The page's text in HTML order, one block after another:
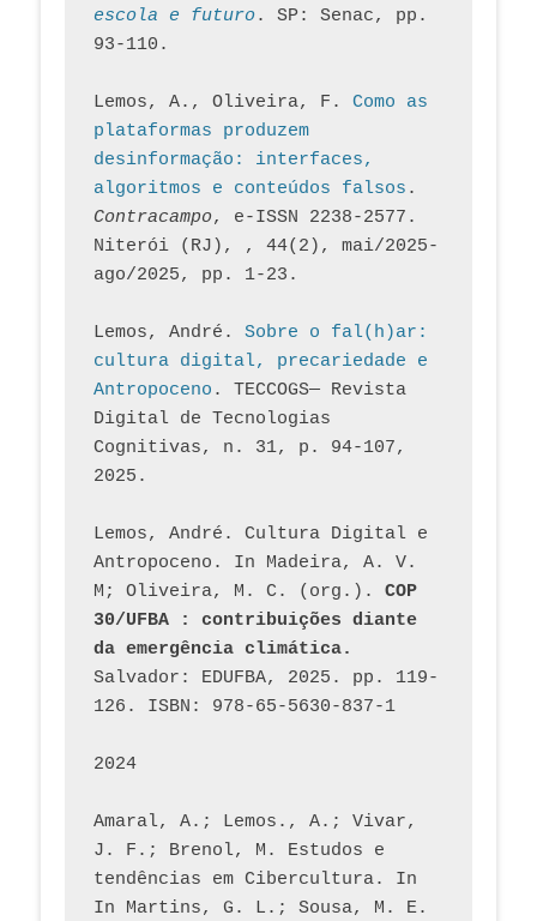
escola e futuro. SP: Senac, pp.
93-110.
Lemos, A., Oliveira, F. Como as
plataformas produzem
desinformação: interfaces,
algoritmos e conteúdos falsos
Contracampo, e-ISSN 2238-2577.
Niterói (RJ), , 44(2), mai/2025-
ago/2025, pp. 1-23.
Lemos, André. Sobre o fal(h)ar:
cultura digital, precariedade e
Antropoceno . TECCOGS— Revista
Digital de Tecnologias
Cognitivas, n. 31, p. 94-107,
2025.
Lemos, André. Cultura Digital e
Antropoceno. In Madeira, A. V.
M; Oliveira, M. C. (org.). COP
30/UFBA : contribuições diante
da emergência climática.
Salvador: EDUFBA, 2025. pp. 119-
126. ISBN: 978-65-5630-837-1
2024
Amaral, A.; Lemos., A.; Vivar,
J. F.; Brenol, M. Estudos e
tendências em Cibercultura. In
In Martins, G. L.; Sousa, M. E.